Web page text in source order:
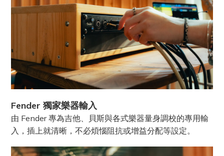
Fender 獨家樂器輸入
由 Fender 專為吉他、貝斯與各式樂器量身調校的專用輸
入，插上就清晰，不必煩惱阻抗或增益分配等設定。